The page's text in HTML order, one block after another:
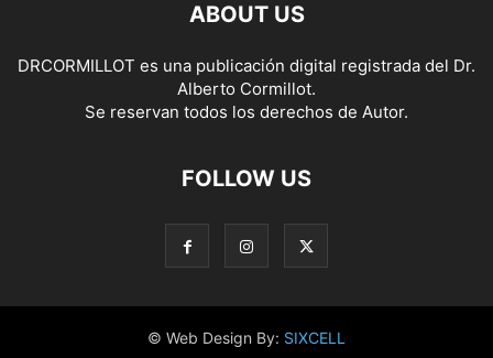
ABOUT US
DRCORMILLOT es una publicación digital registrada del Dr.
Alberto Cormillot.
Se reservan todos los derechos de Autor.
FOLLOW US
© Web Design By: SIXCELL